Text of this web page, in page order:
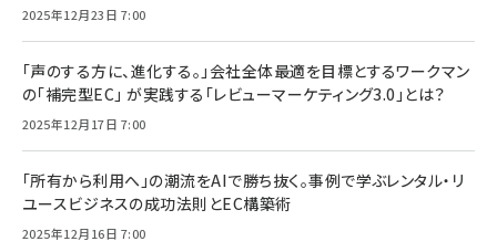
2025年12月23日 7:00
「声のする方に、進化する。」会社全体最適を目標とするワークマン
の「補完型EC」 が実践する「レビューマーケティング3.0」とは？
2025年12月17日 7:00
「所有から利用へ」の潮流をAIで勝ち抜く。事例で学ぶレンタル・リ
ユースビジネスの成功法則とEC構築術
2025年12月16日 7:00